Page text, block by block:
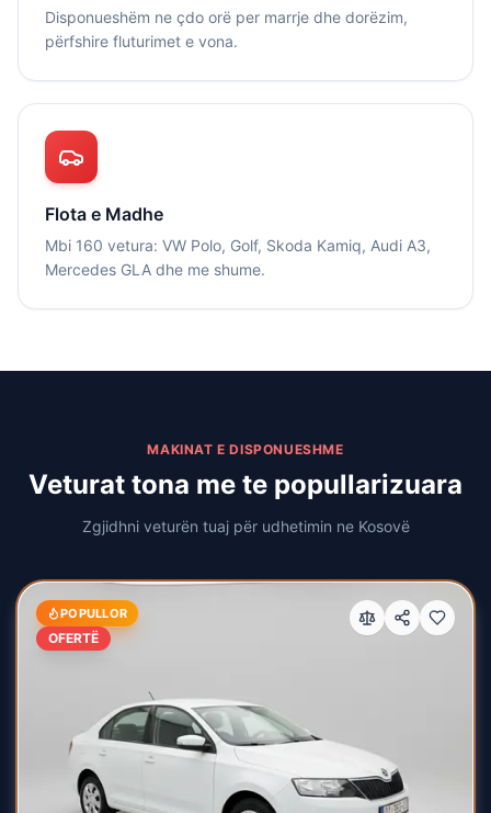
Disponueshëm ne çdo orë per marrje dhe dorëzim,
përfshire fluturimet e vona.
Flota e Madhe
Mbi 160 vetura: VW Polo, Golf, Skoda Kamiq, Audi A3,
Mercedes GLA dhe me shume.
MAKINAT E DISPONUESHME
Veturat tona me te popullarizuara
Zgjidhni veturën tuaj për udhetimin ne Kosovë
POPULLOR
OFERTË